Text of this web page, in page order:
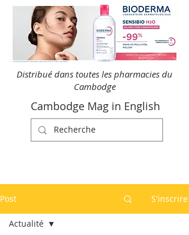
Distribué dans toutes les pharmacies du
Cambodge
Cambodge Mag in English
Post S'inscrire
Actualité